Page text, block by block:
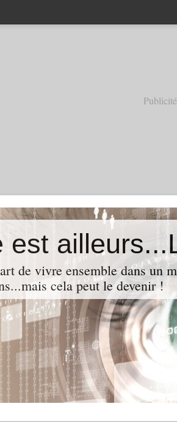
Publicité
de vivre ensemble dans un
cela peut le devenir !